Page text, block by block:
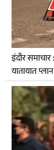
इंदौर
यातायात